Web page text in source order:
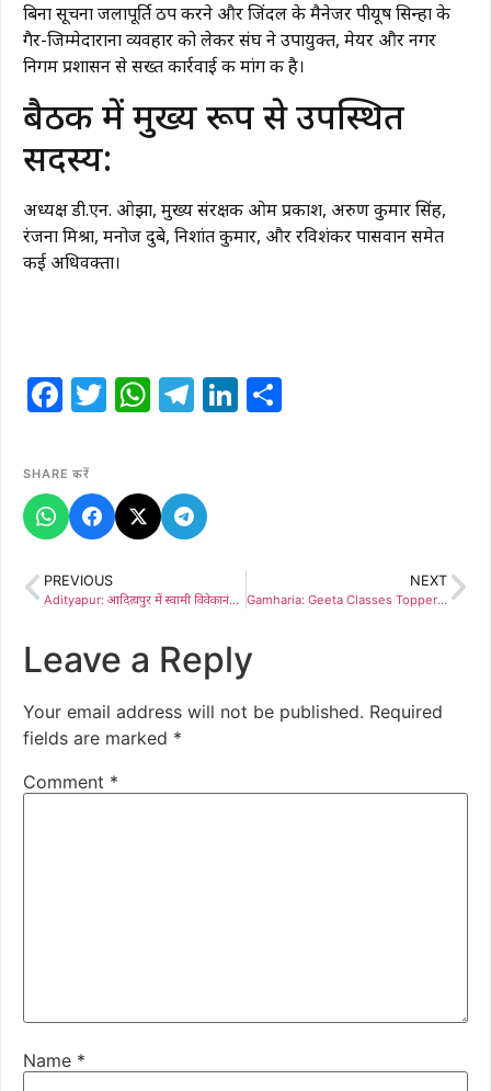
​बिना सूचना जलापूर्ति ठप करने और जिंदल के मैनेजर पीयूष सिन्हा के
गैर-जिम्मेदाराना व्यवहार को लेकर संघ ने उपायुक्त, मेयर और नगर
निगम प्रशासन से सख्त कार्रवाई की मांग की है।
​बैठक में मुख्य रूप से उपस्थित
सदस्य:
अध्यक्ष डी.एन. ओझा, मुख्य संरक्षक ओम प्रकाश, अरुण कुमार सिंह,
रंजना मिश्रा, मनोज दुबे, निशांत कुमार, और रविशंकर पासवान समेत
कई अधिवक्ता।
Facebook
Twitter
WhatsApp
Telegram
LinkedIn
SHARE करें
PREVIOUS
Adityapur: आदित्यपुर में स्वामी विवेकानंद प्रतिभा सम्मान समारोह, कांग्रेस महासचिव अजय सिंह के आवास पर हुआ भव्य आयोजन; 100 से अधिक विद्यार्थी, शिक्षक और अभिभावक हुए सम्मानित
NEXT
Gamharia: Geeta Classes Toppers: गीता क्लासेस ने ‘गीता गौरव सम्मान’ समारोह में टॉपर विद्यार्थियों को किया सम्मानित
Leave a Reply
Your email address will not be published. Required
fields are marked *
Comment *
Name *